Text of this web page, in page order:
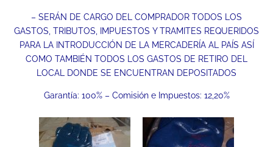
– SERÁN DE CARGO DEL COMPRADOR TODOS LOS
GASTOS, TRIBUTOS, IMPUESTOS Y TRAMITES REQUERIDOS
PARA LA INTRODUCCIÓN DE LA MERCADERÍA AL PAÍS ASÍ
COMO TAMBIÉN TODOS LOS GASTOS DE RETIRO DEL
LOCAL DONDE SE ENCUENTRAN DEPOSITADOS
Garantía: 100% – Comisión e Impuestos: 12,20%